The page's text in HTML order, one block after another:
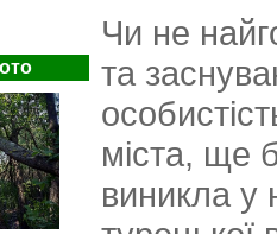
Чи не
та
міста, ще
виникла у